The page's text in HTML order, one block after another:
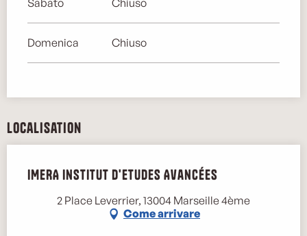
Domenica Chiuso
Localisation
IMERA Institut d'Etudes Avancées
2 Place Leverrier, 13004 Marseille 4ème
Come arrivare